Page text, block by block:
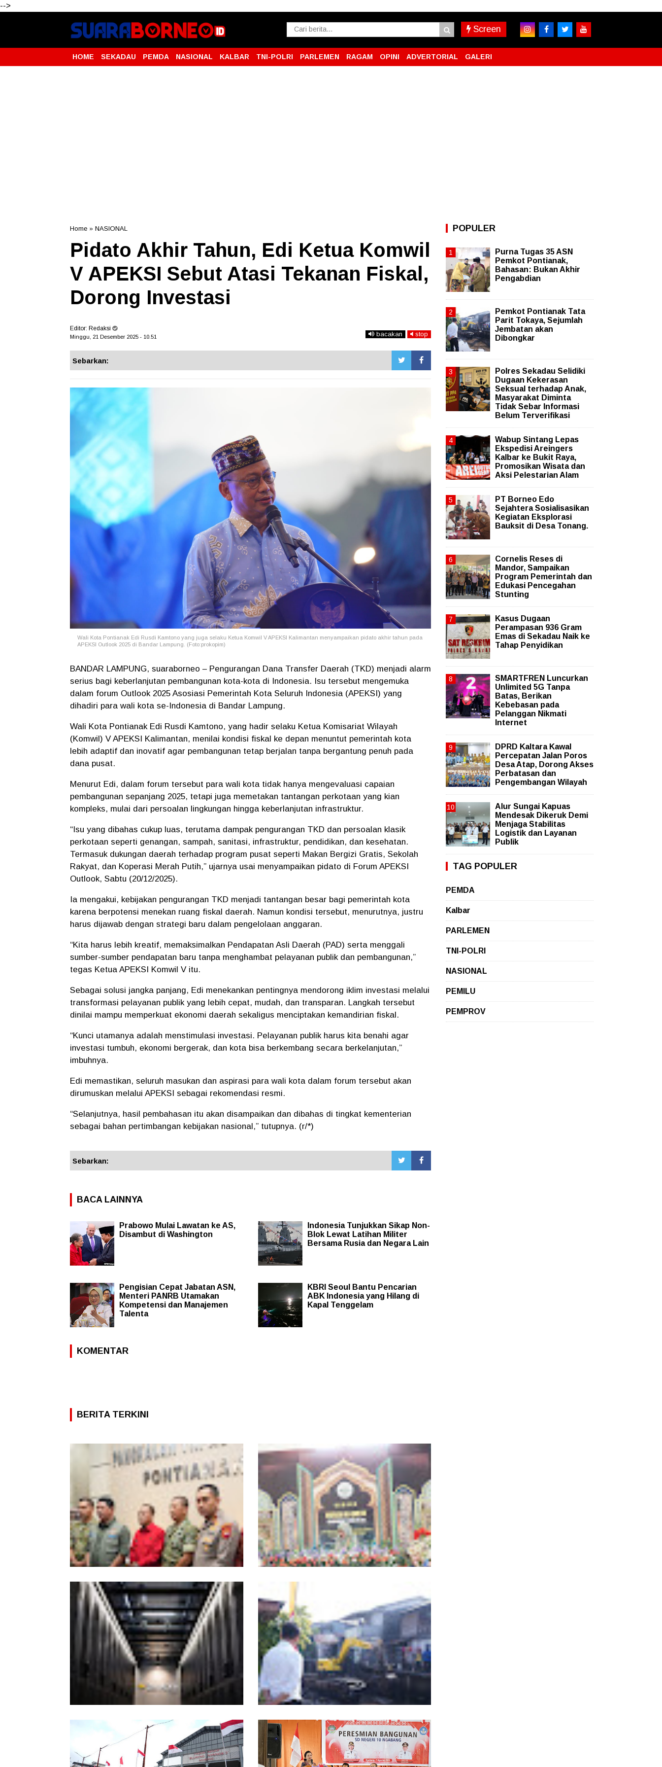
-->
Screen
HOME SEKADAU PEMDA NASIONAL KALBAR TNI-POLRI PARLEMEN RAGAM OPINI ADVERTORIAL GALERI
Home » NASIONAL
Pidato Akhir Tahun, Edi Ketua Komwil
V APEKSI Sebut Atasi Tekanan Fiskal,
Dorong Investasi
Editor: Redaksi
Minggu, 21 Desember 2025 - 10.51 bacakan stop
Sebarkan:
Wali Kota Pontianak Edi Rusdi Kamtono yang juga selaku Ketua Komwil V APEKSI Kalimantan menyampaikan pidato akhir tahun pada
APEKSI Outlook 2025 di Bandar Lampung. (Foto:prokopim)
BANDAR LAMPUNG, suaraborneo – Pengurangan Dana Transfer Daerah (TKD) menjadi alarm
serius bagi keberlanjutan pembangunan kota-kota di Indonesia. Isu tersebut mengemuka
dalam forum Outlook 2025 Asosiasi Pemerintah Kota Seluruh Indonesia (APEKSI) yang
dihadiri para wali kota se-Indonesia di Bandar Lampung.
Wali Kota Pontianak Edi Rusdi Kamtono, yang hadir selaku Ketua Komisariat Wilayah
(Komwil) V APEKSI Kalimantan, menilai kondisi fiskal ke depan menuntut pemerintah kota
lebih adaptif dan inovatif agar pembangunan tetap berjalan tanpa bergantung penuh pada
dana pusat.
Menurut Edi, dalam forum tersebut para wali kota tidak hanya mengevaluasi capaian
pembangunan sepanjang 2025, tetapi juga memetakan tantangan perkotaan yang kian
kompleks, mulai dari persoalan lingkungan hingga keberlanjutan infrastruktur.
“Isu yang dibahas cukup luas, terutama dampak pengurangan TKD dan persoalan klasik
perkotaan seperti genangan, sampah, sanitasi, infrastruktur, pendidikan, dan kesehatan.
Termasuk dukungan daerah terhadap program pusat seperti Makan Bergizi Gratis, Sekolah
Rakyat, dan Koperasi Merah Putih,” ujarnya usai menyampaikan pidato di Forum APEKSI
Outlook, Sabtu (20/12/2025).
Ia mengakui, kebijakan pengurangan TKD menjadi tantangan besar bagi pemerintah kota
karena berpotensi menekan ruang fiskal daerah. Namun kondisi tersebut, menurutnya, justru
harus dijawab dengan strategi baru dalam pengelolaan anggaran.
“Kita harus lebih kreatif, memaksimalkan Pendapatan Asli Daerah (PAD) serta menggali
sumber-sumber pendapatan baru tanpa menghambat pelayanan publik dan pembangunan,”
tegas Ketua APEKSI Komwil V itu.
Sebagai solusi jangka panjang, Edi menekankan pentingnya mendorong iklim investasi melalui
transformasi pelayanan publik yang lebih cepat, mudah, dan transparan. Langkah tersebut
dinilai mampu memperkuat ekonomi daerah sekaligus menciptakan kemandirian fiskal.
“Kunci utamanya adalah menstimulasi investasi. Pelayanan publik harus kita benahi agar
investasi tumbuh, ekonomi bergerak, dan kota bisa berkembang secara berkelanjutan,”
imbuhnya.
Edi memastikan, seluruh masukan dan aspirasi para wali kota dalam forum tersebut akan
dirumuskan melalui APEKSI sebagai rekomendasi resmi.
“Selanjutnya, hasil pembahasan itu akan disampaikan dan dibahas di tingkat kementerian
sebagai bahan pertimbangan kebijakan nasional,” tutupnya. (r/*)
Sebarkan:
BACA LAINNYA
Prabowo Mulai Lawatan ke AS,
Disambut di Washington
Indonesia Tunjukkan Sikap Non-
Blok Lewat Latihan Militer
Bersama Rusia dan Negara Lain
Pengisian Cepat Jabatan ASN,
Menteri PANRB Utamakan
Kompetensi dan Manajemen
Talenta
KBRI Seoul Bantu Pencarian
ABK Indonesia yang Hilang di
Kapal Tenggelam
KOMENTAR
BERITA TERKINI
Kesiapsiagaan Total Pemprov Kalbar
Hadapi Karhutla
19 Kafilah Pontianak Melaju ke Final MTQ
Kalbar ke-34
Indosat Ooredoo Hutchison Luncurkan Pemkot Pontianak Tata Parit Tokaya,
POPULER
Purna Tugas 35 ASN
Pemkot Pontianak,
Bahasan: Bukan Akhir
Pengabdian
Pemkot Pontianak Tata
Parit Tokaya, Sejumlah
Jembatan akan
Dibongkar
Polres Sekadau Selidiki
Dugaan Kekerasan
Seksual terhadap Anak,
Masyarakat Diminta
Tidak Sebar Informasi
Belum Terverifikasi
Wabup Sintang Lepas
Ekspedisi Areingers
Kalbar ke Bukit Raya,
Promosikan Wisata dan
Aksi Pelestarian Alam
PT Borneo Edo
Sejahtera Sosialisasikan
Kegiatan Eksplorasi
Bauksit di Desa Tonang.
Cornelis Reses di
Mandor, Sampaikan
Program Pemerintah dan
Edukasi Pencegahan
Stunting
Kasus Dugaan
Perampasan 936 Gram
Emas di Sekadau Naik ke
Tahap Penyidikan
SMARTFREN Luncurkan
Unlimited 5G Tanpa
Batas, Berikan
Kebebasan pada
Pelanggan Nikmati
Internet
DPRD Kaltara Kawal
Percepatan Jalan Poros
Desa Atap, Dorong Akses
Perbatasan dan
Pengembangan Wilayah
Alur Sungai Kapuas
Mendesak Dikeruk Demi
Menjaga Stabilitas
Logistik dan Layanan
Publik
TAG POPULER
PEMDA
Kalbar
PARLEMEN
TNI-POLRI
NASIONAL
PEMILU
PEMPROV